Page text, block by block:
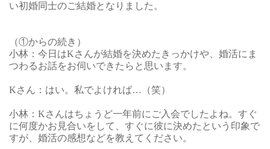
い初婚同士のご結婚となりました。
（①からの続き）
小林：今日はKさんが結婚を決めたきっかけや、婚活にま
つわるお話をお伺いできたらと思います。
Kさん：はい。私でよければ…（笑）
小林：Kさんはちょうど一年前にご入会でしたよね。すぐ
に何度かお見合いをして、すぐに彼に決めたという印象で
すが、婚活の感想などを教えてください。